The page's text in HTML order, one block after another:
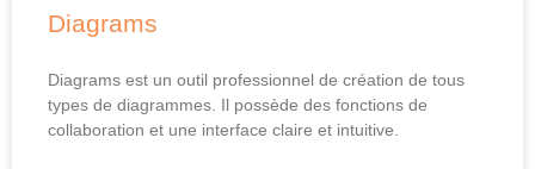
Diagrams
Diagrams est un outil professionnel de création de tous
types de diagrammes. Il possède des fonctions de
collaboration et une interface claire et intuitive.